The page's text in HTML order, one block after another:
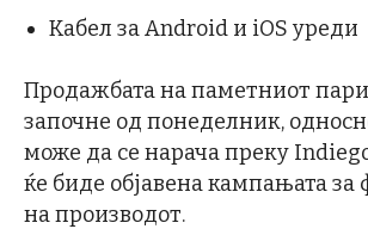
Кабел за Android и iOS уреди
Продажбата на паметниот
започне од понеделник,
може да се нарача преку
ќе биде објавена кампањата
на производот.